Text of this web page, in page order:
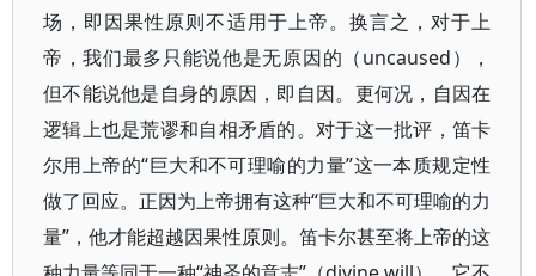
场，即因果性原则不适用于上帝。换言之，对于上
帝，我们最多只能说他是无原因的（uncaused），
但不能说他是自身的原因，即自因。更何况，自因在
逻辑上也是荒谬和自相矛盾的。对于这一批评，笛卡
尔用上帝的“巨大和不可理喻的力量”这一本质规定性
做了回应。正因为上帝拥有这种“巨大和不可理喻的力
量”，他才能超越因果性原则。笛卡尔甚至将上帝的这